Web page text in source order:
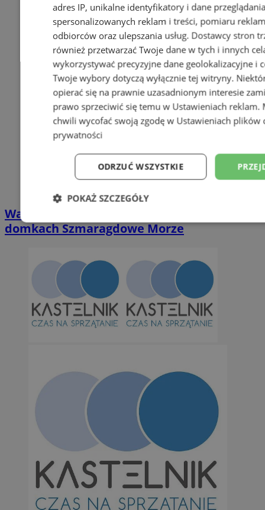
Wakacyjny wypoczynek nad Bałtykiem w
domkach Szmaragdowe Morze
adres IP, unikalne identyfikatory i dane
spersonalizowanych reklam i treści, pomiaru
odbiorców oraz ulepszania usług. Dostawcy stron
również przetwarzać Twoje dane w tych i innych
wykorzystywać precyzyjne dane geolokalizacyjne i
Twoje wybory dotyczą wyłącznie tej witryny.
opierać się na prawnie uzasadnionym interesie
prawo sprzeciwić się temu w Ustawieniach reklam.
chwili wycofać swoją zgodę w Ustawieniach plików
prywatności
ODRZUĆ WSZYSTKIE
POKAŻ SZCZEGÓŁY
Niezbędne Wydajność
Niesklasyfikowane
Niezbędne pliki cookie umożliwiają korzystanie z podstawowych
takich jak logowanie użytkownika i zarządzanie kontem. Bez
można prawidłowo korzystać ze strony internetowej.
Nazwa
orzesze.com.pl
QeSessID orzesze.com.pl
MvSessID orzesze.com.pl